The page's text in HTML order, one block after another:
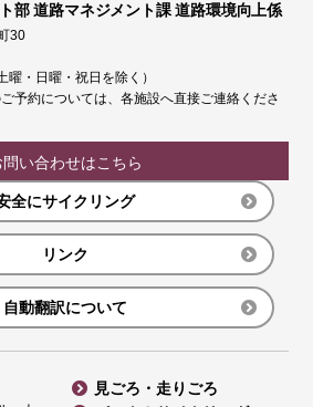
部 道路マネジメント課 道路環境向上係
30
・日曜・祝日を除く）
予約については、各施設へ直接ご連絡くださ
問い合わせはこちら
全にサイクリング
リンク
自動翻訳について
見ごろ・走りごろ